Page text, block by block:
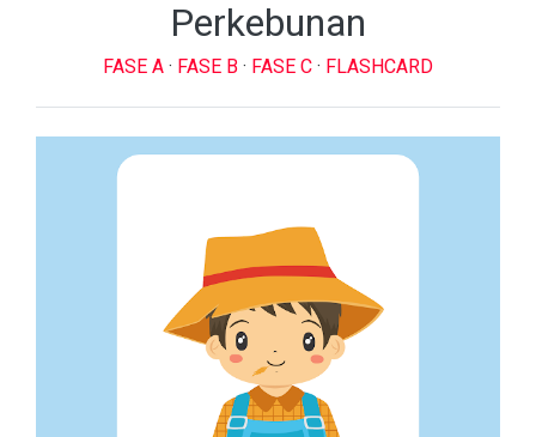
Perkebunan
FASE A · FASE B · FASE C · FLASHCARD